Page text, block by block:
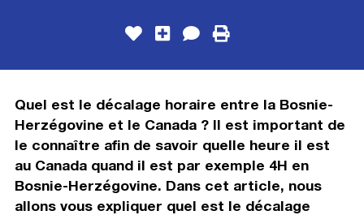
Quel est le décalage horaire entre la Bosnie-
Herzégovine et le Canada ? Il est important de
le connaître afin de savoir quelle heure il est
au Canada quand il est par exemple 4H en
Bosnie-Herzégovine. Dans cet article, nous
allons vous expliquer quel est le décalage